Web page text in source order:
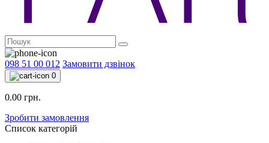
098 51 00 012 Замовити дзвінок
0
0.00 грн.
Зробити замовлення
Список категорій